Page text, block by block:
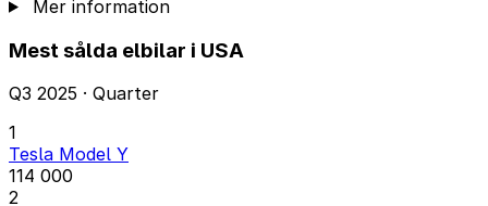
Mer information
Mest sålda elbilar i USA
Q3 2025 · Quarter
1
Tesla Model Y
114 000
2